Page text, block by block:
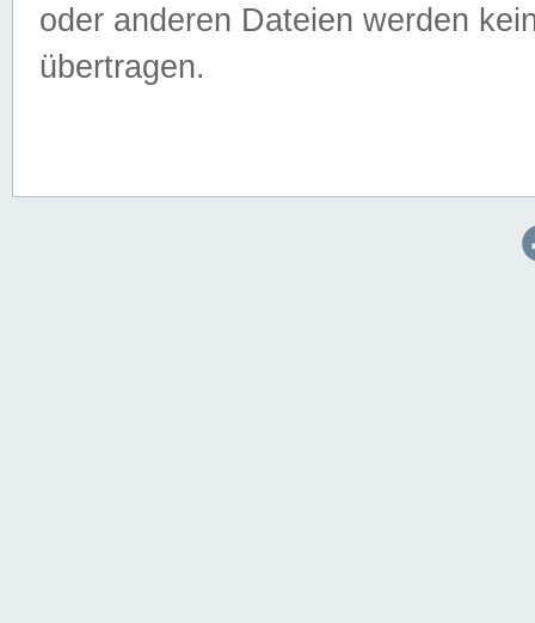
oder anderen Dateien werden
übertragen.